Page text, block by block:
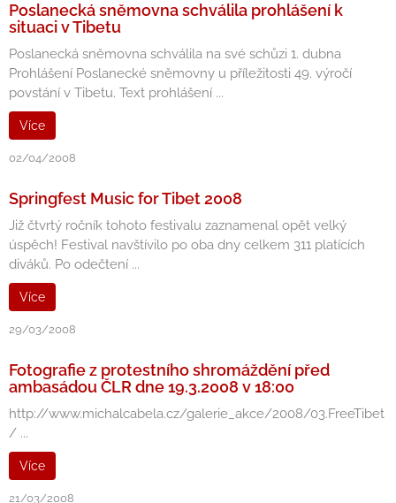
Poslanecká sněmovna schválila prohlášení k
situaci v Tibetu
Poslanecká sněmovna schválila na své schůzi 1. dubna
Prohlášení Poslanecké sněmovny u příležitosti 49. výročí
povstání v Tibetu. Text prohlášení ...
Více
02/04/2008
Springfest Music for Tibet 2008
Již čtvrtý ročník tohoto festivalu zaznamenal opět velký
úspěch! Festival navštívilo po oba dny celkem 311 platících
diváků. Po odečtení ...
Více
29/03/2008
Fotografie z protestního shromáždění před
ambasádou ČLR dne 19.3.2008 v 18:00
http://www.michalcabela.cz/galerie_akce/2008/03.FreeTibet
/ ...
Více
21/03/2008